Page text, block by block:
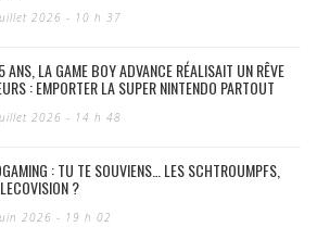
2026 - 10 h 37
ANS, LA GAME BOY ADVANCE RÉALISAIT UN RÊVE
: EMPORTER LA SUPER NINTENDO PARTOUT
2026 - 14 h 48
: TU TE SOUVIENS… LES SCHTROUMPFS,
?
2026 - 19 h 02